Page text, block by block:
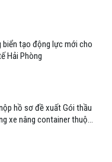
biển tạo động lực mới cho
Hải Phòng
hồ sơ đề xuất Gói thầu
xe nâng container thuộc
Việt Nam – CTCP”